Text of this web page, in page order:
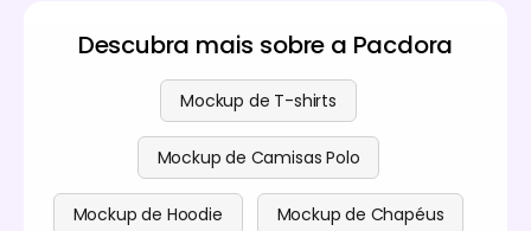
Descubra mais sobre a Pacdora
Mockup de T-shirts
Mockup de Camisas Polo
Mockup de Hoodie Mockup de Chapéus